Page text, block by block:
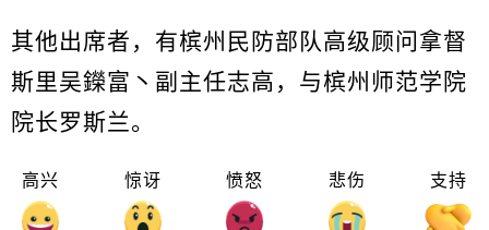
其他出席者，有槟州民防部队高级顾问拿督
斯里吴鑅富丶副主任志高，与槟州师范学院
院长罗斯兰。
高兴 惊讶 愤怒 悲伤 支持